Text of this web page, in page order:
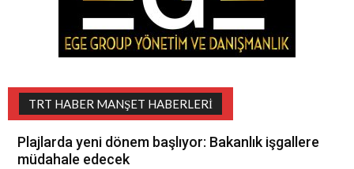
TRT HABER MANŞET HABERLERI
Plajlarda yeni dönem başlıyor: Bakanlık işgallere
müdahale edecek